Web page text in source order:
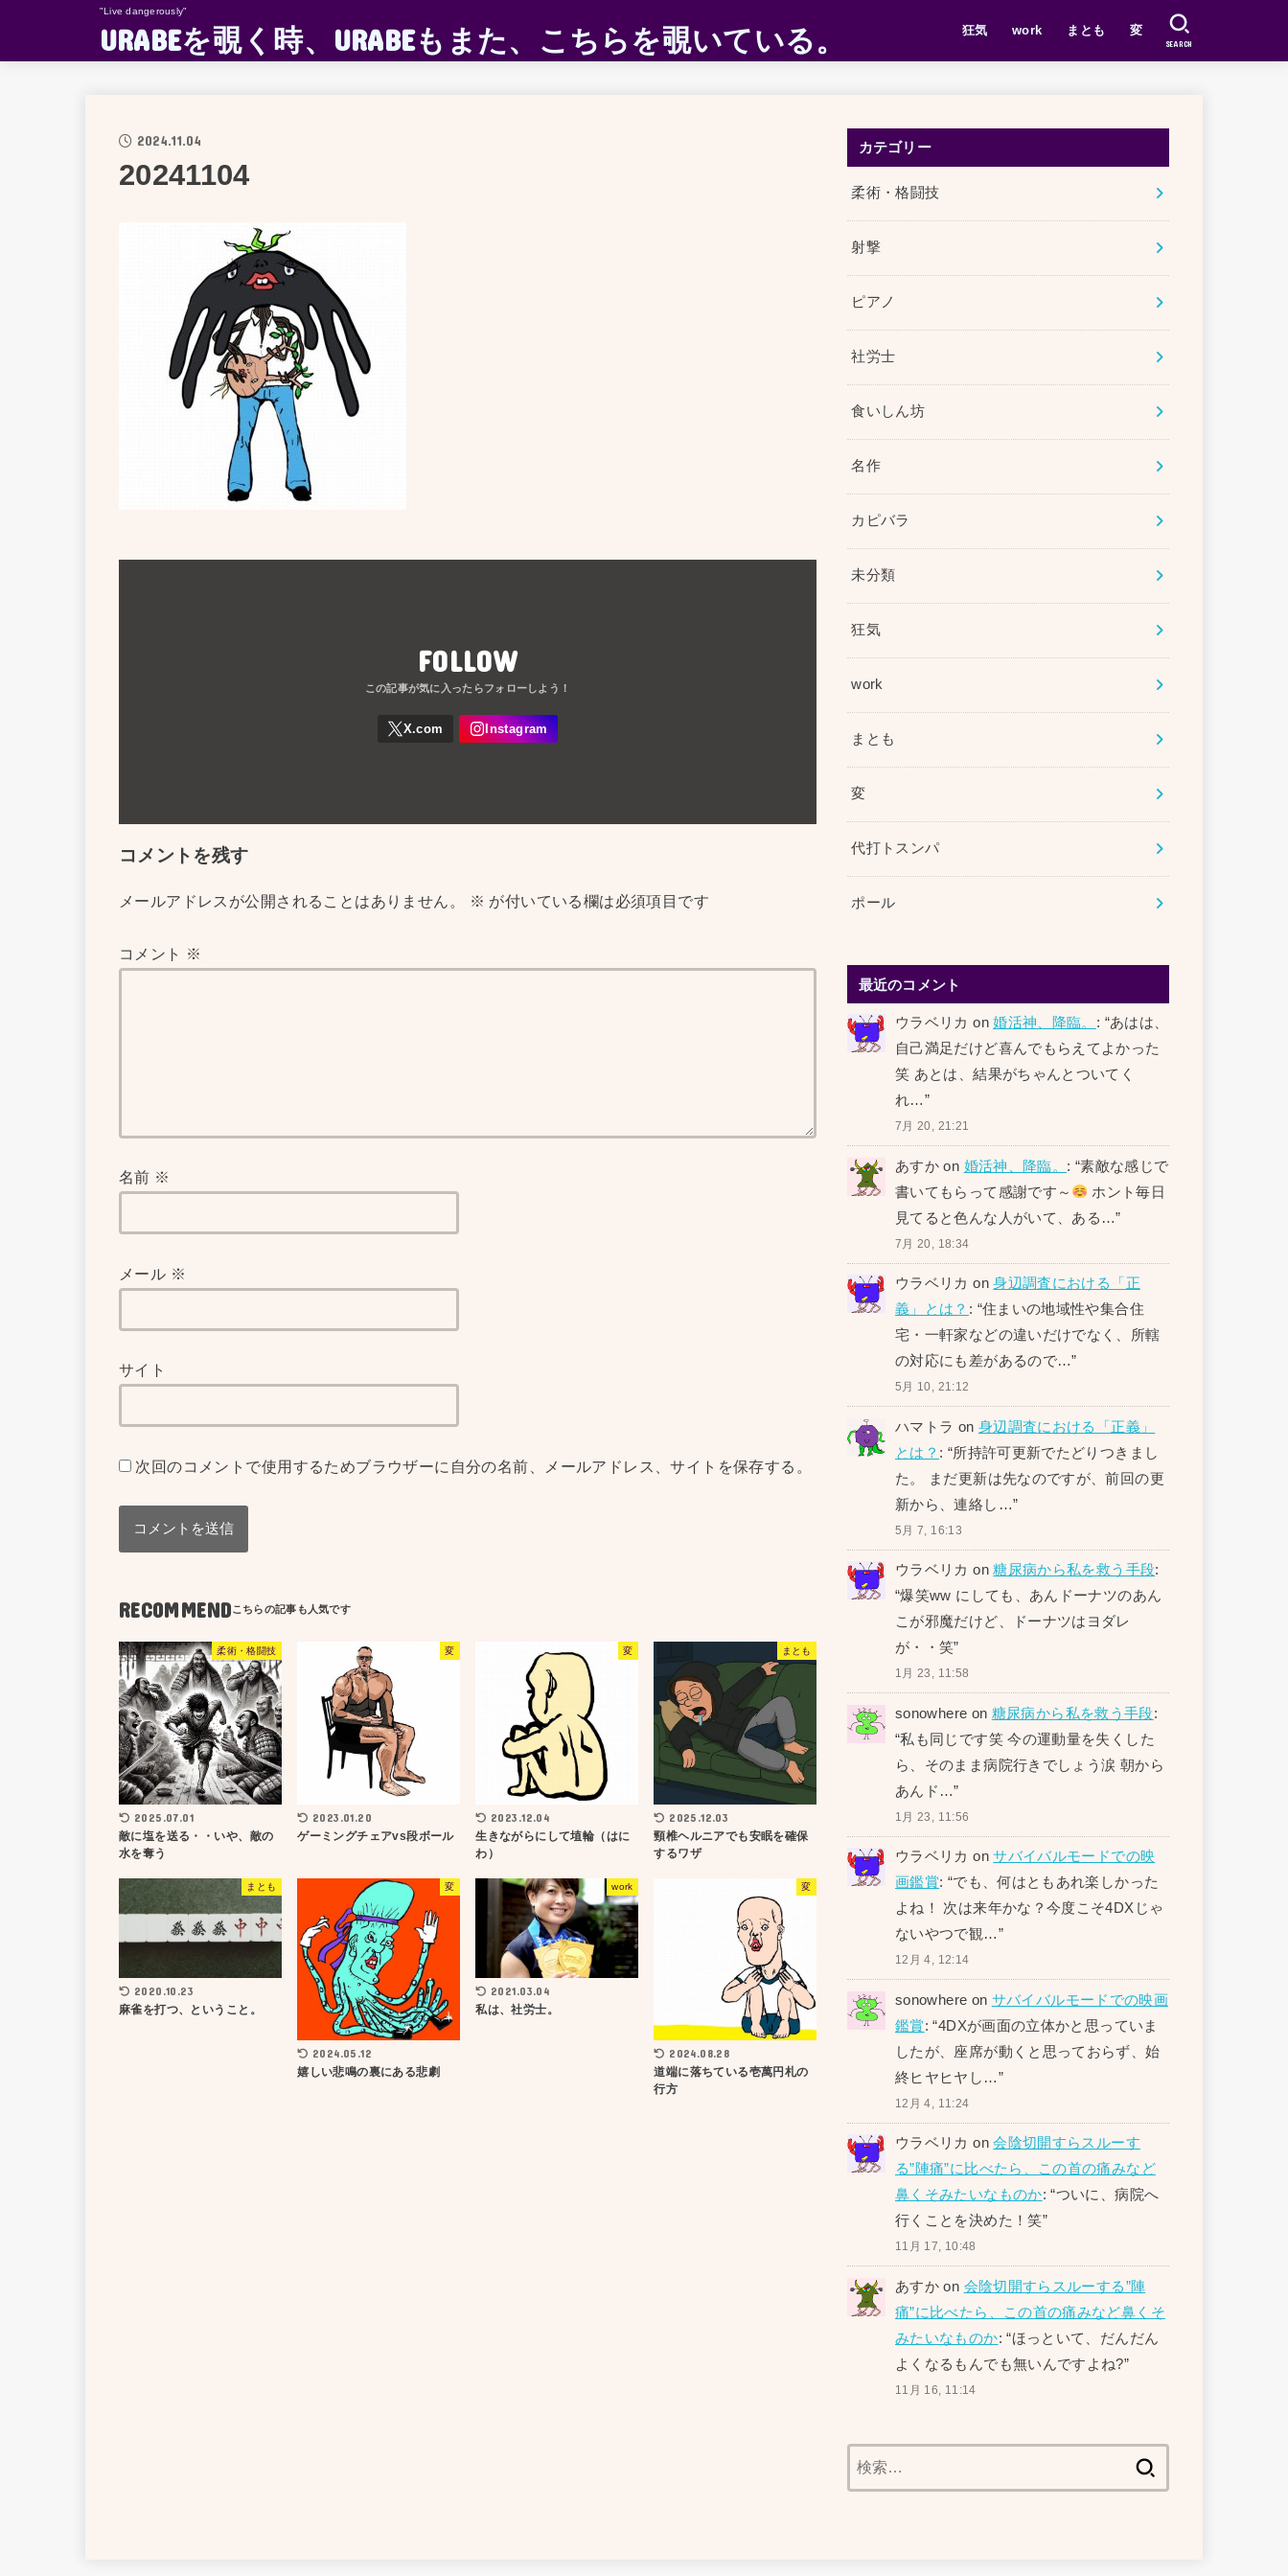
"Live dangerously"
URABEを覗く時、URABEもまた、こちらを覗いている。 狂気 work まとも 変
SEARCH
2024.11.04
20241104
FOLLOW
コメントを残す
メールアドレスが公開されることはありません。 ※ が付いている欄は必須項目です
コメント ※
名前 ※
メール ※
サイト
次回のコメントで使用するためブラウザーに自分の名前、メールアドレス、サイトを保存する。
RECOMMEND
柔術・格闘技
2025.07.01
敵に塩を送る・・いや、敵の
水を奪う
変
2023.01.20
ゲーミングチェアvs段ボール
変
2023.12.04
生きながらにして埴輪（はに
わ）
まとも
2025.12.03
頸椎ヘルニアでも安眠を確保
するワザ
まとも
2020.10.23
麻雀を打つ、ということ。
変
2024.05.12
嬉しい悲鳴の裏にある悲劇
work
2021.03.04
私は、社労士。
変
2024.08.28
道端に落ちている壱萬円札の
行方
カテゴリー
柔術・格闘技
射撃
ピアノ
社労士
食いしん坊
名作
カピバラ
未分類
狂気
work
まとも
変
代打トスンパ
ポール
最近のコメント
ウラベリカ on婚活神、降臨。 : “あはは、
自己満足だけど喜んでもらえてよかった
笑 あとは、結果がちゃんとついてく
れ…”
7月 20, 21:21
あすか on 婚活神、降臨。 : “素敵な感じで
書いてもらって感謝です～
ホント毎日
見てると色んな人がいて、ある…”
7月 20, 18:34
ウラベリカ on身辺調査における「正
義」とは？ : “住まいの地域性や集合住
宅・一軒家などの違いだけでなく、所轄
の対応にも差があるので…”
5月 10, 21:12
ハマトラ on 身辺調査における「正義」
とは？ : “所持許可更新でたどりつきまし
た。 まだ更新は先なのですが、前回の更
新から、連絡し…”
5月 7, 16:13
ウラベリカ on糖尿病から私を救う手段:
“爆笑ww にしても、あんドーナツのあん
こが邪魔だけど、ドーナツはヨダレ
が・・笑”
1月 23, 11:58
sonowhere on 糖尿病から私を救う手段:
“私も同じです笑 今の運動量を失くした
ら、そのまま病院行きでしょう涙 朝から
あんド…”
1月 23, 11:56
ウラベリカ onサバイバルモードでの映
画鑑賞: “でも、何はともあれ楽しかった
よね！ 次は来年かな？今度こそ4DXじゃ
ないやつで観…”
12月 4, 12:14
sonowhere on サバイバルモードでの映画
鑑賞: “4DXが画面の立体かと思っていま
したが、座席が動くと思っておらず、始
終ヒヤヒヤし…”
12月 4, 11:24
ウラベリカ on会陰切開すらスルーす
る”陣痛”に比べたら、この首の痛みなど
鼻くそみたいなものか: “ついに、病院へ
行くことを決めた！笑”
11月 17, 10:48
あすか on 会陰切開すらスルーする”陣
痛”に比べたら、この首の痛みなど鼻くそ
みたいなものか: “ほっといて、だんだん
よくなるもんでも無いんですよね?”
11月 16, 11:14